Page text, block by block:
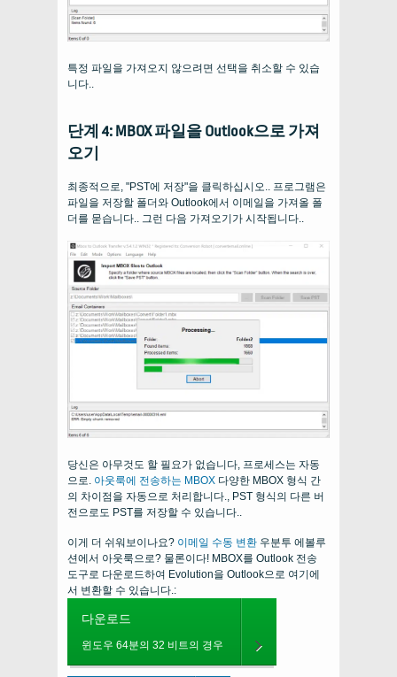
특정 파일을 가져오지 않으려면 선택을 취소할 수 있습
니다..
단계 4: MBOX 파일을 Outlook으로 가져
오기
최종적으로, "PST에 저장"을 클릭하십시오.. 프로그램은
파일을 저장할 폴더와 Outlook에서 이메일을 가져올 폴
더를 묻습니다.. 그런 다음 가져오기가 시작됩니다..
당신은 아무것도 할 필요가 없습니다, 프로세스는 자동
으로. 아웃룩에 전송하는 MBOX 다양한 MBOX 형식 간
의 차이점을 자동으로 처리합니다., PST 형식의 다른 버
전으로도 PST를 저장할 수 있습니다..
이게 더 쉬워보이나요? 이메일 수동 변환 우분투 에볼루
션에서 아웃룩으로? 물론이다! MBOX를 Outlook 전송
도구로 다운로드하여 Evolution을 Outlook으로 여기에
서 변환할 수 있습니다.:
다운로드
윈도우 64분의 32 비트의 경우